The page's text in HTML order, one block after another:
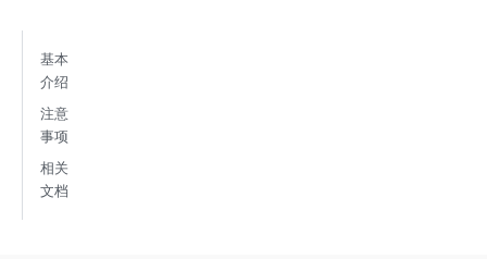
基本
介绍
注意
事项
相关
文档